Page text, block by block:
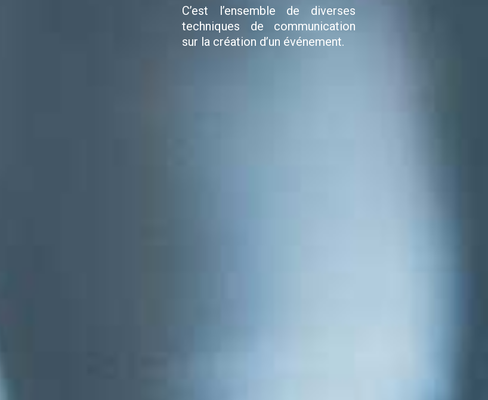
C’est l’ensemble de diverses
techniques de communication
sur la création d’un événement.